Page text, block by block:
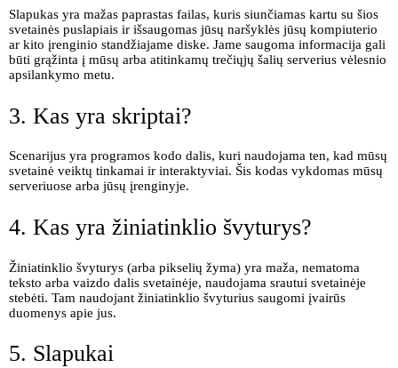
Slapukas yra mažas paprastas failas, kuris siunčiamas kartu su šios
svetainės puslapiais ir išsaugomas jūsų naršyklės jūsų kompiuterio
ar kito įrenginio standžiajame diske. Jame saugoma informacija gali
būti grąžinta į mūsų arba atitinkamų trečiųjų šalių serverius vėlesnio
apsilankymo metu.
3. Kas yra skriptai?
Scenarijus yra programos kodo dalis, kuri naudojama ten, kad mūsų
svetainė veiktų tinkamai ir interaktyviai. Šis kodas vykdomas mūsų
serveriuose arba jūsų įrenginyje.
4. Kas yra žiniatinklio švyturys?
Žiniatinklio švyturys (arba pikselių žyma) yra maža, nematoma
teksto arba vaizdo dalis svetainėje, naudojama srautui svetainėje
stebėti. Tam naudojant žiniatinklio švyturius saugomi įvairūs
duomenys apie jus.
5. Slapukai